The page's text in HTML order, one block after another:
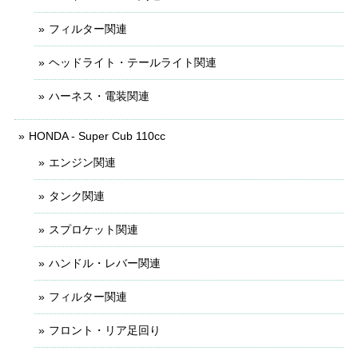
フィルター関連
ヘッドライト・テールライト関連
ハーネス・電装関連
HONDA - Super Cub 110cc
エンジン関連
タンク関連
スプロケット関連
ハンドル・レバー関連
フィルター関連
フロント・リア足回り